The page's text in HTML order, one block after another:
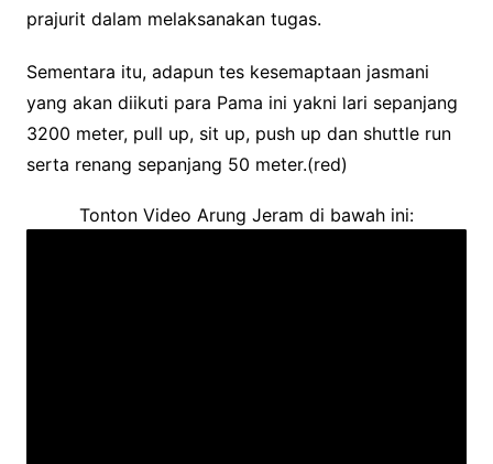
prajurit dalam melaksanakan tugas.
Sementara itu, adapun tes kesemaptaan jasmani
yang akan diikuti para Pama ini yakni lari sepanjang
3200 meter, pull up, sit up, push up dan shuttle run
serta renang sepanjang 50 meter.(red)
Tonton Video Arung Jeram di bawah ini: